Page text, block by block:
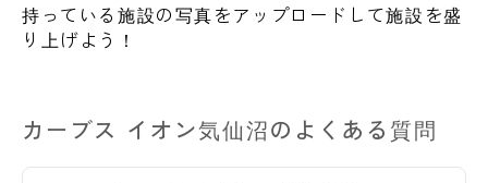
持っている施設の写真をアップロードして施設を盛
り上げよう！
カーブス イオン気仙沼のよくある質問